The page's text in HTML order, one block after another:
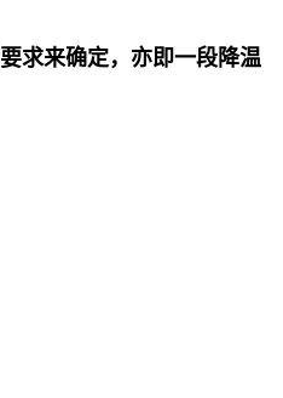
求来确定，亦即一段降温